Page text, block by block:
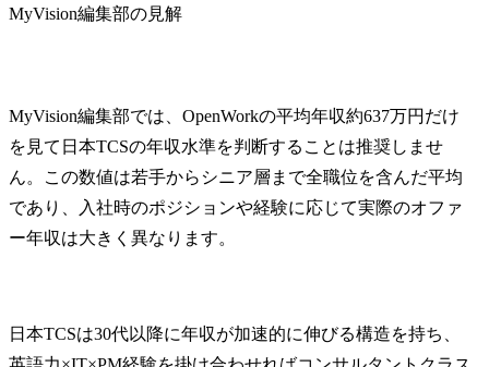
MyVision編集部の見解
MyVision編集部では、OpenWorkの平均年収約637万円だけ
を見て日本TCSの年収水準を判断することは推奨しませ
ん。この数値は若手からシニア層まで全職位を含んだ平均
であり、入社時のポジションや経験に応じて実際のオファ
ー年収は大きく異なります。
日本TCSは30代以降に年収が加速的に伸びる構造を持ち、